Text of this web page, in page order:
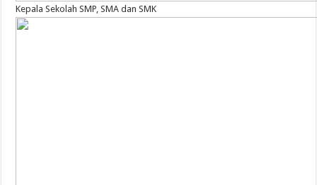
Kepala Sekolah SMP, SMA dan SMK